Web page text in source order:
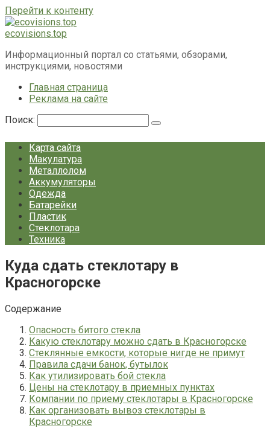
Перейти к контенту
ecovisions.top
Информационный портал со статьями, обзорами,
инструкциями, новостями
Главная страница
Реклама на сайте
Поиск:
Карта сайта
Макулатура
Металлолом
Аккумуляторы
Одежда
Батарейки
Пластик
Стеклотара
Техника
Куда сдать стеклотару в
Красногорске
Содержание
Опасность битого стекла
Какую стеклотару можно сдать в Красногорске
Стеклянные емкости, которые нигде не примут
Правила сдачи банок, бутылок
Как утилизировать бой стекла
Цены на стеклотару в приемных пунктах
Компании по приему стеклотары в Красногорске
Как организовать вывоз стеклотары в
Красногорске